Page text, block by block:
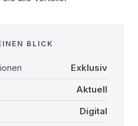
BLICK
Exklusiv
Aktuell
Digital